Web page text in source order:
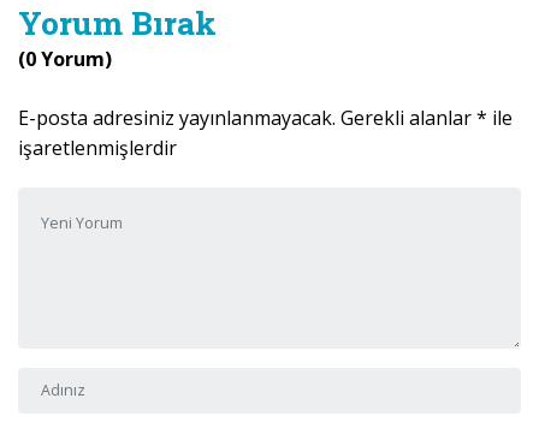
Yorum Bırak
(0 Yorum)
E-posta adresiniz yayınlanmayacak. Gerekli alanlar* ile
işaretlenmişlerdir
Adı ve Soyadı